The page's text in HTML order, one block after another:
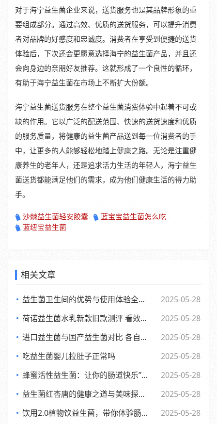
对于海宁益生菌企业来说，送货服务也是其品牌形象的重
要组成部分。通过高效、优质的送货服务，可以提升消费
者对品牌的好感度和忠诚度。消费者在享受到便捷的送货
体验后，下次还会更愿意选择海宁的益生菌产品，并且还
会向身边的亲朋好友推荐。这就形成了一个良性的循环，
有助于海宁益生菌在市场上不断扩大份额。
海宁益生菌送货服务在整个益生菌消费体验中起着不可或
缺的作用。它以广泛的配送范围、快速的送货速度和优质
的服务质量，将健康的益生菌产品送到每一位消费者的手
中，让更多的人能够轻松地踏上健康之路。无论是注重健
康养生的老年人，还是追求活力生活的年轻人，海宁益生
菌送货都能满足他们的需求，成为他们健康生活的得力助
手。
沙棘益生菌轻安胶囊
蓝宝宝益生菌怎么吃
蓝纽宝益生菌
相关文章
益生菌卫生间的优势与使用体验全面解析
2025-05-28
荷诺益生菌水乳新款旧款测评 看效果差异与使用感受
2025-05-28
进口益生菌与国产益生菌对比 各自优势及消费者该如何选择
2025-05-28
吃益生菌婴儿拉肚子正常吗
2025-05-28
蜂蜜活性益生菌：让你的肠道快乐”起来，享受生活每一天
2025-05-28
益生菌红杏唐的健康之道与美味探索之旅
2025-05-28
饮用2.0植物饮益生菌，带你体验肠道的全新活力风暴
2025-05-28